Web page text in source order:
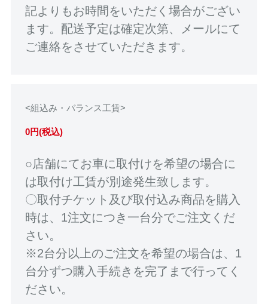
記よりもお時間をいただく場合がござい
ます。配送予定は確定次第、メールにて
ご連絡をさせていただきます。
<組込み・バランス工賃>
0円(税込)
○店舗にてお車に取付けを希望の場合に
は取付け工賃が別途発生致します。
〇取付チケット及び取付込み商品を購入
時は、1注文につき一台分でご注文くだ
さい。
※2台分以上のご注文を希望の場合は、1
台分ずつ購入手続きを完了まで行ってく
ださい。